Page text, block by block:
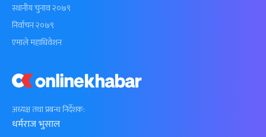
अध्यक्ष तथा प्रबन्ध निर्देशक:
धर्मराज भुसाल
स्थानीय चुनाव २०७९
निर्वाचन २०७९
एमाले महाधिवेशन